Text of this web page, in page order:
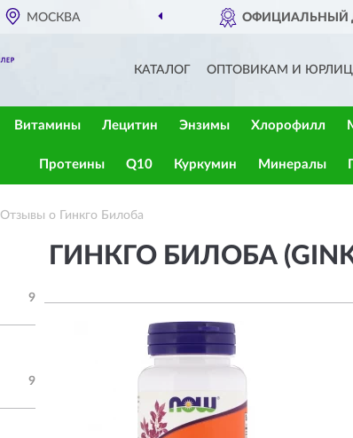
МОСКВА ОФИЦИАЛЬНЫЙ
КАТАЛОГ ОПТОВИКАМ И
Витамины Лецитин Энзимы Хлорофилл
Протеины Q10 Куркумин Минералы
Отзывы о Гинкго Билоба
9
9
ГИНКГО БИЛОБА